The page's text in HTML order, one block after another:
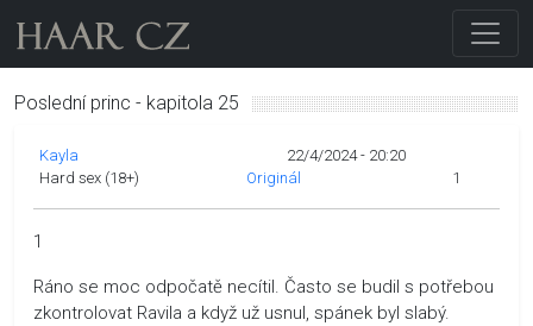
Poslední princ - kapitola 25
Kayla
22/4/2024 - 20:20
Hard sex (18+)
Originál 1
1
Ráno se moc odpočatě necítil. Často se budil s potřebou
zkontrolovat Ravila a když už usnul, spánek byl slabý.